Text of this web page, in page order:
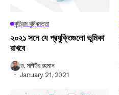
কৃত্রিম বুদ্ধিমত্তা
২০২১ সনে যে প্রযুক্তিগুলো ভূমিকা
রাখবে
ড. মশিউর রহমান
January 21, 2021